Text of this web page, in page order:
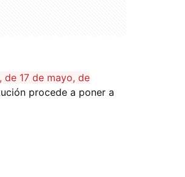
de 17 de mayo, de
procede a poner a